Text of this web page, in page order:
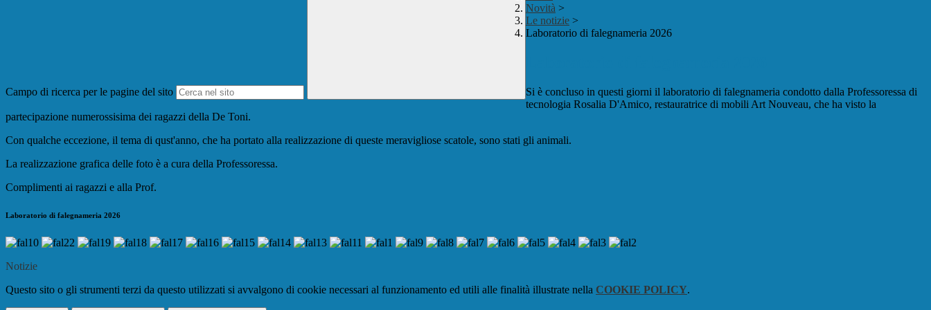
Campo di ricerca per le pagine del sito
Novità >
Le notizie >
Laboratorio di falegnameria 2026
Si è concluso in questi giorni il laboratorio di falegnameria condotto dalla Professoressa di
tecnologia Rosalia D'Amico, restauratrice di mobili Art Nouveau, che ha visto la
partecipazione numerossisima dei ragazzi della De Toni.
Con qualche eccezione, il tema di qust'anno, che ha portato alla realizzazione di queste meravigliose scatole, sono stati gli animali.
La realizzazione grafica delle foto è a cura della Professoressa.
Complimenti ai ragazzi e alla Prof.
Laboratorio di falegnameria 2026
Notizie
Questo sito o gli strumenti terzi da questo utilizzati si avvalgono di cookie necessari al funzionamento ed utili alle finalità illustrate nella COOKIE POLICY.